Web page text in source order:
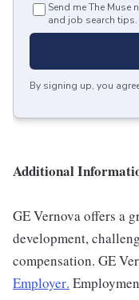
Send me The Muse
and job search tips.
By signing up, you
Additional
GE Vernova offers a
development,
compensation. GE
Employer.